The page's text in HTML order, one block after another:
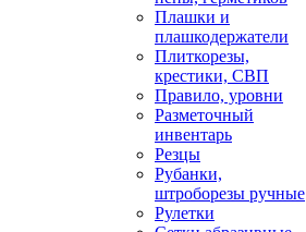
Плашки и
плашкодержатели
Плиткорезы,
крестики, СВП
Правило, уровни
Разметочный
инвентарь
Резцы
Рубанки,
штроборезы ручные
Рулетки